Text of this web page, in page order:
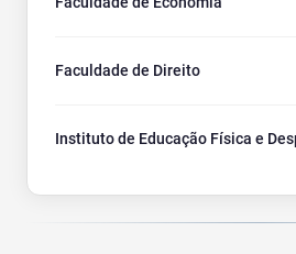
Faculdade de Direito
Instituto de Educação Física e